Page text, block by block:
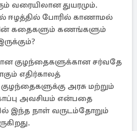
வரையிலான துயரமும்.
ஈழத்தில் போரில் காணாமல்
கதைகளும் கணங்களும்
குழந்தைகளுக்கான சர்வதே
எதிர்காலத்
அரசு மற்றும்
அவசியம் என்பதை
இந்த நாள் வருடம்தோறும்